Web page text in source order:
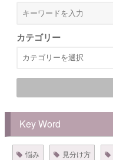
カテゴリー
Key Word
悩み 見分け方